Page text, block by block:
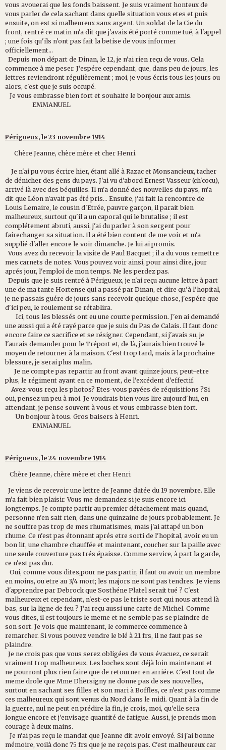
vous avouerai que les fonds baissent. Je suis vraiment honteux de
vous parler de cela sachant dans quelle situation vous etes et puis
ensuite, on est si malheureux sans argent. Un soldat de la Cie du
front, rentré ce matin m'a dit que j'avais été porté comme tué, à l'appel
; une fois qu'ils n'ont pas fait la betise de vous informer
officiellement...
Depuis mon départ de Dinan, le 12, je n'ai rien reçu de vous. Cela
commence à me peser. J'espére cependant, que, dans peu de jours, les
lettres reviendront régulièrement ; moi, je vous écris tous les jours ou
alors, c'est que je suis occupé.
Je vous embrasse bien fort et souhaite le bonjour aux amis.
EMMANUEL
Périgueux, le 23 novembre 1914
Chère Jeanne, chère mère et cher Henri.
Je n'ai pu vous écrire hier, étant allé à Razac et Monsancieux, tacher
de dénicher des gens du pays. J'ai vu d'abord Ernest Vasseur (ch'cocu),
arrivé là avec des béquilles. Il m'a donné des nouvelles du pays, m'a
dit que Léon n'avait pas été pris... Ensuite, j'ai fait la rencontre de
Louis Lemaire, le cousin d'Etrée, pauvre garçon, il parait bien
malheureux, surtout qu'il a un caporal qui le brutalise ; il est
complétement abruti, aussi, j'ai du parler à son sergent pour
fairechanger sa situation. Il a été bien content de me voir et m'a
supplié d'aller encore le voir dimanche. Je lui ai promis.
Vous avez du recevoir la visite de Paul Bacquet ; il a du vous remettre
mes carnets de notes. Vous pouvez voir ainsi, pour ainsi dire, jour
aprés jour, l'emploi de mon temps. Ne les perdez pas.
Depuis que je suis rentré à Périgueux, je n'ai reçu aucune lettre à part
une de ma tante Hortense qui a passé par Dinan, et dire qu'à l'hopital,
je ne passais guére de jours sans recevoir quelque chose, j'espére que
d'ici peu, le roulement se rétablira.
Ici, tous les blessés ont eu une courte permission. J'en ai demandé
une aussi qui a été rayé parce que je suis du Pas de Calais. Il faut donc
encore faire ce sacrifice et se résigner. Cependant, si j'avais su, je
l'aurais demander pour le Tréport et, de là, j'aurais bien trouvé le
moyen de retourner à la maison. C'est trop tard, mais à la prochaine
blessure, je serai plus malin.
Je ne compte pas repartir au front avant quinze jours, peut-etre
plus, le régiment ayant en ce moment, de l'excédent d'effectif.
Avez-vous reçu les photos? Etes-vous payées de réquisitions ?Si
oui, pensez un peu à moi. Je voudrais bien vous lire aujourd'hui, en
attendant, je pense souvent à vous et vous embrasse bien fort.
Un bonjour à tous. Gros baisers à Henri.
EMMANUEL
Périgueux, le 24 novembre 1914
Chère Jeanne, chère mère et cher Henri
Je viens de recevoir une lettre de Jeanne datée du 19 novembre. Elle
m'a fait bien plaisir. Vous me demandez si je suis encore ici
longtemps. Je compte partir au premier détachement mais quand,
personne n'en sait rien, dans une quinzaine de jours probablement. Je
ne souffre pas trop de mes rhumatismes, mais j'ai attapé un bon
rhume. Ce n'est pas étonnant aprés etre sorti de l'hopital, avoir eu un
bon lit, une chambre chauffée et maintenant, coucher sur la paille avec
une seule couverture pas trés épaisse. Comme service, à part la garde,
ce n'est pas dur.
Oui, comme vous dites,pour ne pas partir, il faut ou avoir un membre
en moins, ou etre au 3/4 mort; les majors ne sont pas tendres. Je viens
d'apprendre par Debrock que Sosthéne Platel serait tué ? C'est
malheureux et cependant, n'est-ce pas le triste sort qui nous attend là
bas, sur la ligne de feu ? J'ai reçu aussi une carte de Michel. Comme
vous dites, il est toujours le meme et ne semble pas se plaindre de
son sort. Je vois que maintenant, le commerce commence à
remarcher. Si vous pouvez vendre le blé à 21 frs, il ne faut pas se
plaindre.
Je ne crois pas que vous serez obligées de vous évacuez, ce serait
vraiment trop malheureux. Les boches sont déjà loin maintenant et
ne pourront plus rien faire que de retourner en arriére. C'est tout de
meme drole que Mme Dhersigny ne donne pas de ses nouvelles,
surtout en sachant ses filles et son mari à Boffles, ce n'est pas comme
ces malheureux qui sont venus du Nord dans le midi. Quant à la fin de
la guerre, nul ne peut en prédire la fin, je crois, moi, qu'elle sera
longue encore et j'envisage quantité de fatigue. Aussi, je prends mon
courage à deux mains.
Je n'ai pas reçu le mandat que Jeanne dit avoir envoyé. Si j'ai bonne
mémoire, voilà donc 75 frs que je ne reçois pas. C'est malheureux car